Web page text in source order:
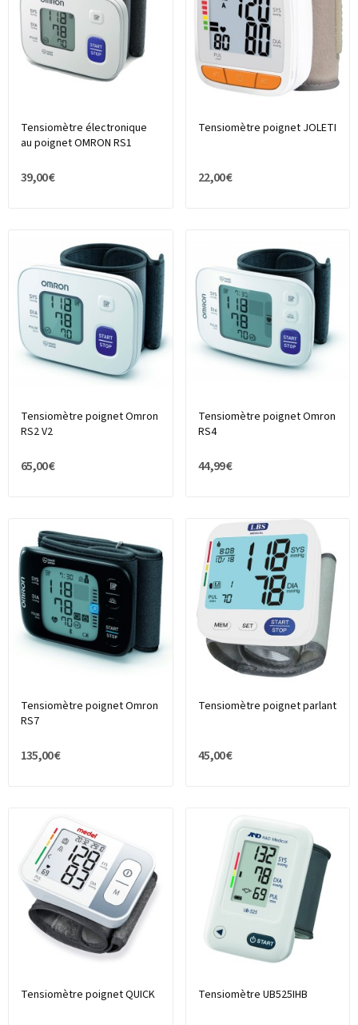
Tensiomètre électronique
au poignet OMRON RS1
39,00 €
Tensiomètre poignet JOLETI
22,00 €
Tensiomètre poignet Omron
RS2 V2
65,00 €
Tensiomètre poignet Omron
RS4
44,99 €
Tensiomètre poignet Omron
RS7
135,00 €
Tensiomètre poignet parlant
45,00 €
Tensiomètre poignet QUICK Tensiomètre UB525IHB